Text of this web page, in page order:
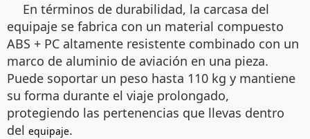
En términos de durabilidad, la carcasa del
equipaje se fabrica con un material compuesto
ABS + PC altamente resistente combinado con un
marco de aluminio de aviación en una pieza.
Puede soportar un peso hasta 110 kg y mantiene
su forma durante el viaje prolongado,
protegiendo las pertenencias que llevas dentro
del equipaje.